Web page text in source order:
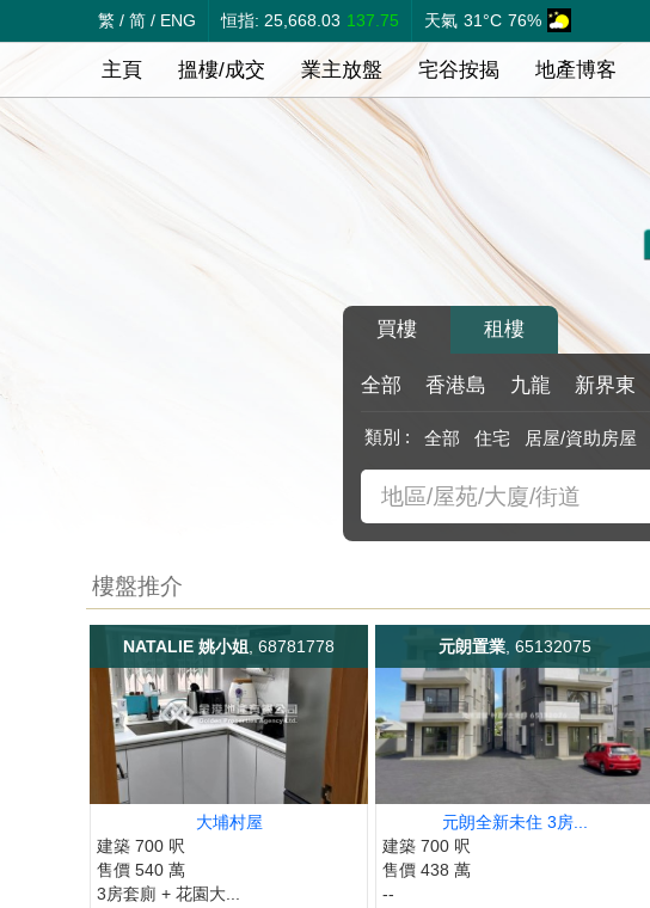
繁 / 简 / ENG 恒指: 25,668.03 137.75 天氣 31°C 76%
主頁 搵樓/成交 業主放盤 宅谷按揭 地產博客
買樓 租樓
全部 香港島 九龍 新界東
類別 : 全部 住宅 居屋/資助房屋
樓盤推介
NATALIE 姚小姐 , 68781778
大埔村屋
建築 700 呎
售價 540 萬
3房套廁 + 花園大...
元朗置業, 65132075
元朗全新未住 3房...
建築 700 呎
售價 438 萬
--